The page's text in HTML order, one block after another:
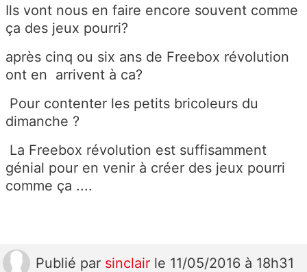
Ils vont nous en faire encore souvent comme
ça des jeux pourri?
après cinq ou six ans de Freebox révolution
ont en arrivent à ca?
Pour contenter les petits bricoleurs du
dimanche ?
La Freebox révolution est suffisamment
génial pour en venir à créer des jeux pourri
comme ça ....
Publié par sinclair le 11/05/2016 à 18h31